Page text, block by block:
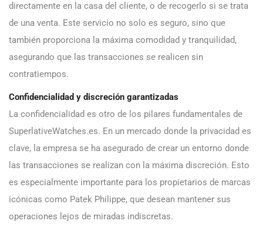
directamente en la casa del cliente, o de recogerlo si se trata
de una venta. Este servicio no solo es seguro, sino que
también proporciona la máxima comodidad y tranquilidad,
asegurando que las transacciones se realicen sin
contratiempos.
Confidencialidad y discreción garantizadas
La confidencialidad es otro de los pilares fundamentales de
SuperlativeWatches.es. En un mercado donde la privacidad es
clave, la empresa se ha asegurado de crear un entorno donde
las transacciones se realizan con la máxima discreción. Esto
es especialmente importante para los propietarios de marcas
icónicas como Patek Philippe, que desean mantener sus
operaciones lejos de miradas indiscretas.